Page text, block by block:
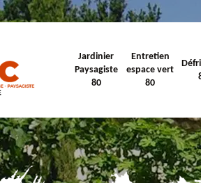
Jardinier
Paysagiste
80
Entretien
espace vert
80